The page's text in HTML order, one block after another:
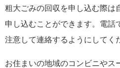
粗大ごみの回収を申し込む際は
申し込むことができます。電話
注意して連絡するようにしてく
お住まいの地域のコンビニやス